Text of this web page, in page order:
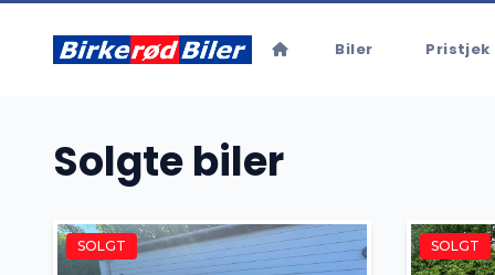
Biler Pristjek
Solgte biler
SOLGT SOLGT